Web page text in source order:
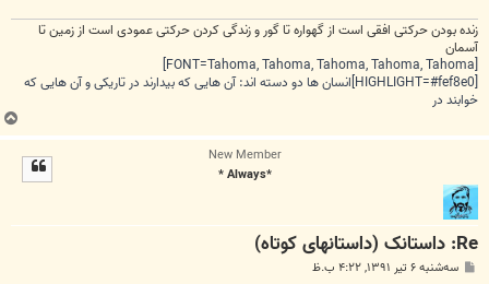
زنده بودن حرکتی افقی است از گهواره تا گور و زندگی کردن حرکتی عمودی است از زمین تا
آسمان
[FONT=Tahoma, Tahoma, Tahoma, Tahoma, Tahoma]
[HIGHLIGHT=#fef8e0]انسان ها دو دسته اند: آن هایی که بیدارند در تاریکی و آن هایی که
خوابند در
ب
ا
New Member
*Always *
Re: داستانک (داستانهای کوتاه)
پ سه‌شنبه ۶ تیر ۱۳۹۱, ۴:۲۲ ب.ظ